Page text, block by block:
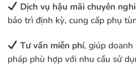
Dịch vụ hậu mãi chuyên
bảo trì định kỳ, cung cấp phụ
Tư vấn miễn phí, giúp
pháp phù hợp với nhu cầu sử